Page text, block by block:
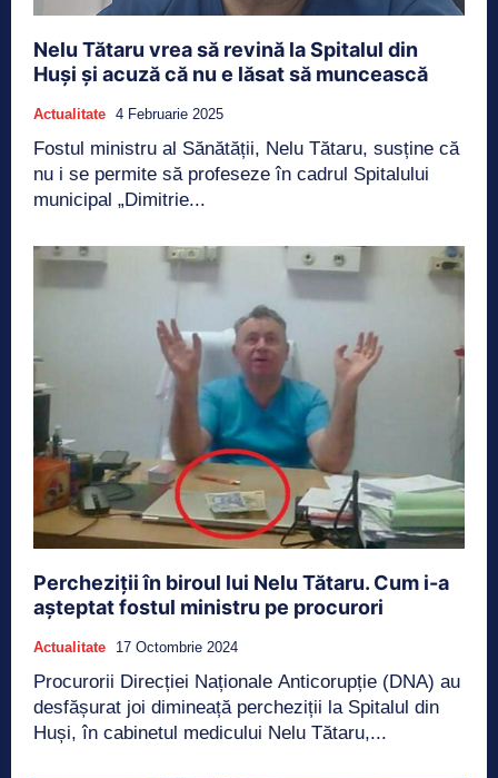
Nelu Tătaru vrea să revină la Spitalul din
Huși și acuză că nu e lăsat să muncească
Actualitate 4 Februarie 2025
Fostul ministru al Sănătății, Nelu Tătaru, susține că
nu i se permite să profeseze în cadrul Spitalului
municipal „Dimitrie...
Percheziții în biroul lui Nelu Tătaru. Cum i-a
așteptat fostul ministru pe procurori
Actualitate 17 Octombrie 2024
Procurorii Direcției Naționale Anticorupție (DNA) au
desfășurat joi dimineață percheziții la Spitalul din
Huși, în cabinetul medicului Nelu Tătaru,...